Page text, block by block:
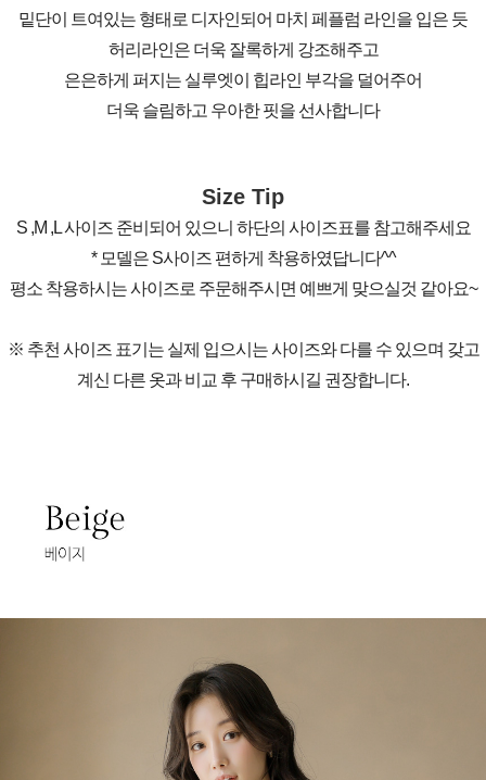
밑단이 트여있는 형태로 디자인되어 마치 페플럼 라인을 입은 듯
허리라인은 더욱 잘록하게 강조해주고
은은하게 퍼지는 실루엣이 힙라인 부각을 덜어주어
더욱 슬림하고 우아한 핏을 선사합니다
Size Tip
S ,M ,L 사이즈 준비되어 있으니 하단의 사이즈표를 참고해주세요
* 모델은 S사이즈 편하게 착용하였답니다^^
평소 착용하시는 사이즈로 주문해주시면 예쁘게 맞으실것 같아요~
※ 추천 사이즈 표기는 실제 입으시는 사이즈와 다를 수 있으며 갖고
계신 다른 옷과 비교 후 구매하시길 권장합니다.